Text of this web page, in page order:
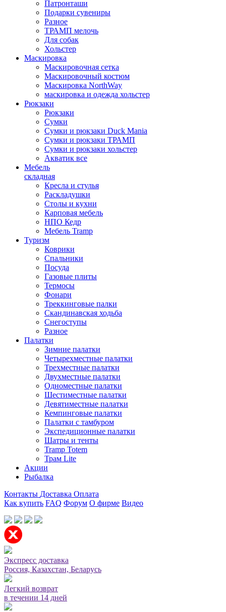
Патронташи
Подарки сувениры
Разное
ТРАМП мелочь
Для собак
Хольстер
Маскировка
Маскировочная сетка
Маскировочный костюм
Маскировка NorthWay
маскировка и одежда хольстер
Рюкзаки
Рюкзаки
Сумки
Сумки и рюкзаки Duck Mania
Сумки и рюкзаки ТРАМП
Сумки и рюкзаки хольстер
Акватик все
Мебель
складная
Кресла и стулья
Раскладушки
Столы и кухни
Карповая мебель
НПО Кедр
Мебель Tramp
Туризм
Коврики
Спальники
Посуда
Газовые плиты
Термосы
Фонари
Треккинговые палки
Скандинавская ходьба
Снегоступы
Разное
Палатки
Зимние палатки
Четырехместные палатки
Трехместные палатки
Двухместные палатки
Одноместные палатки
Шестиместные палатки
Девятиместные палатки
Кемпинговые палатки
Палатки с тамбуром
Экспедиционные палатки
Шатры и тенты
Tramp Totem
Трам Lite
Акции
Рыбалка
Контакты Доставка Оплата
Как купить FAQ Форум О фирме Видео
Экспресс доставка
Россия, Казахстан, Беларусь
Легкий возврат
в течении 14 дней